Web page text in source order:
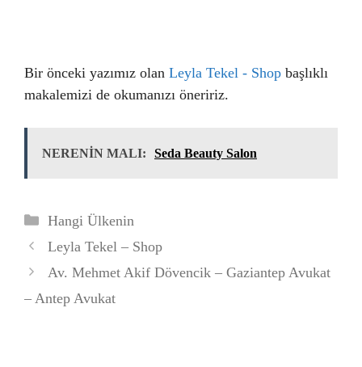
Bir önceki yazımız olan Leyla Tekel - Shop başlıklı
makalemizi de okumanızı öneririz.
NERENİN MALI: Seda Beauty Salon
Kategoriler
Hangi Ülkenin
Leyla Tekel – Shop
Av. Mehmet Akif Dövencik – Gaziantep Avukat
– Antep Avukat